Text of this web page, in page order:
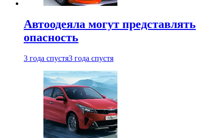
Автоодеяла могут представлять
опасность
3 года спустя3 года спустя